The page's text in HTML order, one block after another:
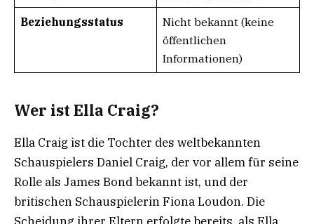
Beziehungsstatus
Nicht bekannt (keine
öffentlichen
Informationen)
Wer ist Ella Craig?
Ella Craig ist die Tochter des weltbekannten
Schauspielers Daniel Craig, der vor allem für seine
Rolle als James Bond bekannt ist, und der
britischen Schauspielerin Fiona Loudon. Die